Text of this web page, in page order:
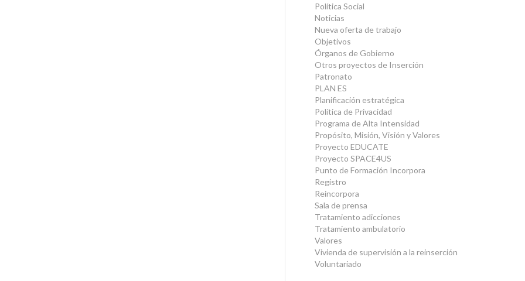
Política Social
Noticias
Nueva oferta de trabajo
Objetivos
Órganos de Gobierno
Otros proyectos de Inserción
Patronato
PLAN ES
Planificación estratégica
Política de Privacidad
Programa de Alta Intensidad
Propósito, Misión, Visión y Valores
Proyecto EDUCATE
Proyecto SPACE4US
Punto de Formación Incorpora
Registro
Reincorpora
Sala de prensa
Tratamiento adicciones
Tratamiento ambulatorio
Valores
Vivienda de supervisión a la reinserción
Voluntariado